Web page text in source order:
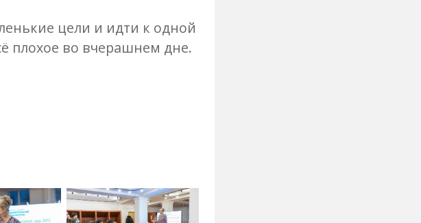
цели и идти к одной
плохое во вчерашнем дне.